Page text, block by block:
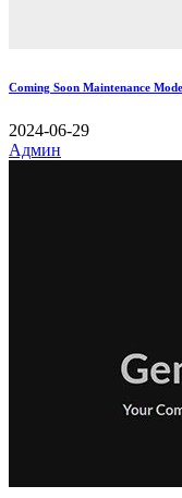
Coming Soon Maintenance
2024-06-29
Админ